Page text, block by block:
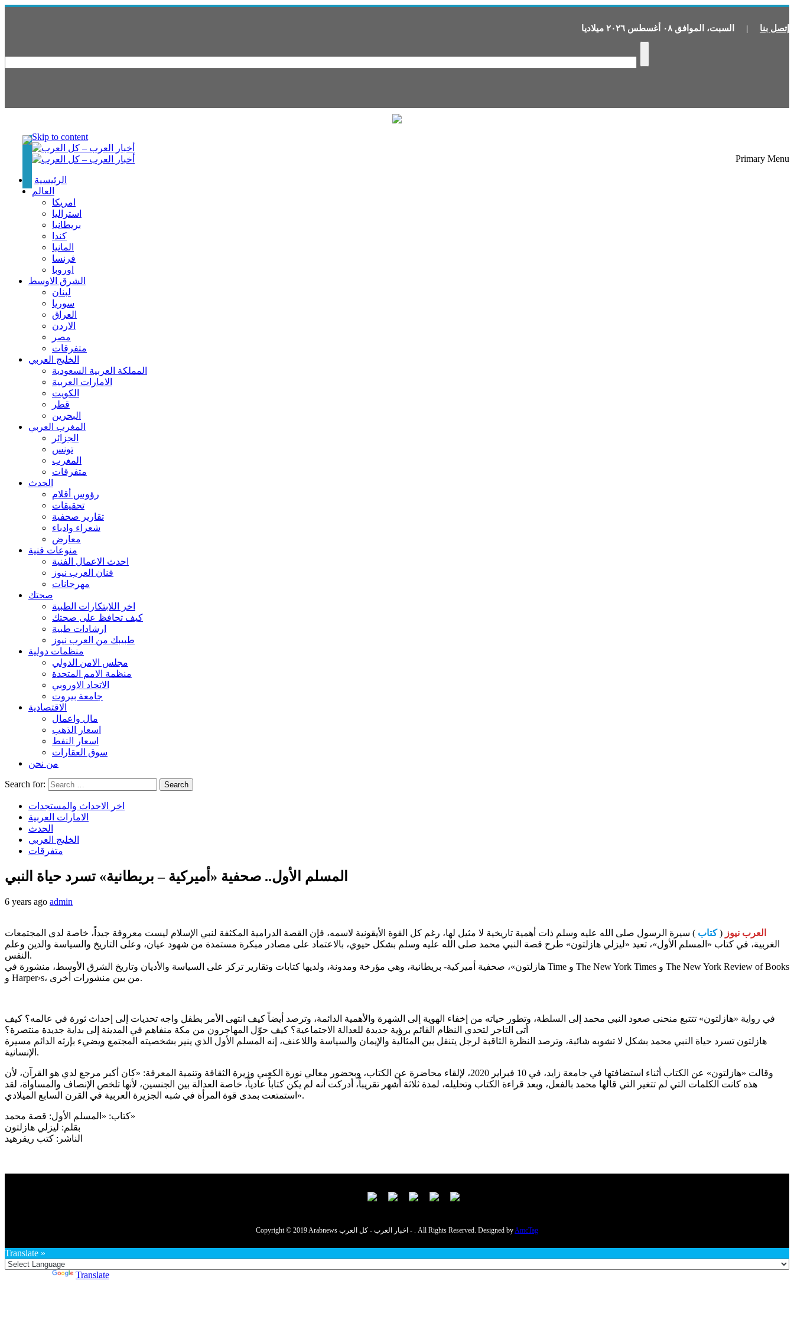
إتصل بنا | السبت، الموافق ٠٨ أغسطس ٢٠٢٦ ميلاديا
Skip to content
Primary Menu
الرئيسية
العالم
امريكا
استراليا
بريطانيا
كندا
المانيا
فرنسا
اوروبا
الشرق الاوسط
لبنان
سوريا
العراق
الاردن
مصر
متفرقات
الخليج العربي
المملكة العربية السعودية
الامارات العربية
الكويت
قطر
البحرين
المغرب العربي
الجزائر
تونس
المغرب
متفرقات
الحدث
رؤوس أقلام
تحقيقات
تقارير صحفية
شعراء وادباء
معارض
منوعات فنية
احدث الاعمال الفنية
فنان العرب نيوز
مهرجانات
صحتك
اخر اللابتكارات الطبية
كيف تحافظ على صحتك
ارشادات طبية
طبيبك من العرب نيوز
منظمات دولية
مجلس الامن الدولي
منظمة الامم المتحدة
الاتحاد الاوروبي
جامعة بيروت
الاقتصادية
مال واعمال
اسعار الذهب
اسعار النفط
سوق العقارات
من نحن
Search for:
اخر الاحداث والمستجدات
الامارات العربية
الحدث
الخليج العربي
متفرقات
المسلم الأول.. صحفية «أميركية – بريطانية» تسرد حياة النبي
6 years ago admin
العرب نيوز (كتاب ) سيرة الرسول صلى الله عليه وسلم ذات أهمية تاريخية لا مثيل لها، رغم كل القوة الأيقونية لاسمه، فإن القصة الدرامية المكثفة لنبي الإسلام ليست معروفة جيداً، خاصة لدى المجتمعات
الغربية، في كتاب «المسلم الأول»، تعيد «ليزلي هازلتون» طرح قصة النبي محمد صلى الله عليه وسلم بشكل حيوي، بالاعتماد على مصادر مبكرة مستمدة من شهود عيان، وعلى التاريخ والسياسة والدين وعلم
النفس.
هازلتون»، صحفية أميركية- بريطانية، وهي مؤرخة ومدونة، ولديها كتابات وتقارير تركز على السياسة والأديان وتاريخ الشرق الأوسط، منشورة في Time و The New York Times و The New York Review of Books
و Harper›s، من بين منشورات أخرى.
في رواية «هازلتون» تتتبع منحنى صعود النبي محمد إلى السلطة، وتطور حياته من إخفاء الهوية إلى الشهرة والأهمية الدائمة، وترصد أيضاً كيف انتهى الأمر بطفل واجه تحديات إلى إحداث ثورة في عالمه؟ كيف
أتى التاجر لتحدي النظام القائم برؤية جديدة للعدالة الاجتماعية؟ كيف حوّل المهاجرون من مكة منفاهم في المدينة إلى بداية جديدة منتصرة؟
هازلتون تسرد حياة النبي محمد بشكل لا تشوبه شائبة، وترصد النظرة الثاقبة لرجل يتنقل بين المثالية والإيمان والسياسة واللاعنف، إنه المسلم الأول الذي ينير بشخصيته المجتمع ويضيء بإرثه الدائم مسيرة
الإنسانية.
وقالت «هازلتون» عن الكتاب أثناء استضافتها في جامعة زايد، في 10 فبراير 2020، لإلقاء محاضرة عن الكتاب، وبحضور معالي نورة الكعبي وزيرة الثقافة وتنمية المعرفة: «كان أكبر مرجع لدي هو القرآن، لأن
هذه كانت الكلمات التي لم تتغير التي قالها محمد بالفعل، وبعد قراءة الكتاب وتحليله، لمدة ثلاثة أشهر تقريباً، أدركت أنه لم يكن كتاباً عادياً، خاصة العدالة بين الجنسين، لأنها تلخص الإنصاف والمساواة، لقد
استمتعت بمدى قوة المرأة في شبه الجزيرة العربية في القرن السابع الميلادي».
كتاب: «المسلم الأول: قصة محمد»
بقلم: ليزلي هازلتون
الناشر: كتب ريفرهيد
Copyright © 2019 Arabnews اخبار العرب - كل العرب - . All Rights Reserved. Designed byAmcTag
Translate »
Translate